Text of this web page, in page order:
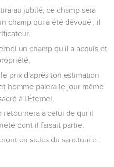
au jubilé, ce champ sera
champ qui a été dévoué ; il
un champ qu'il a acquis et
prix d'après ton estimation
homme paiera le jour même
à l'Éternel.
retournera à celui de qui il
dont il faisait partie.
en sicles du sanctuaire :